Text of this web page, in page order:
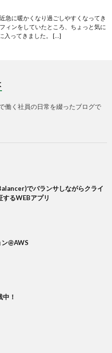
急に暖かくなり過ごしやすくなってき
ィンをしていたところ、ちょっと気に
入ってきました。 […]
働く社員の日常を綴ったブログで
でバランサしながらクライ
するWEBアプリ
@AWS
！